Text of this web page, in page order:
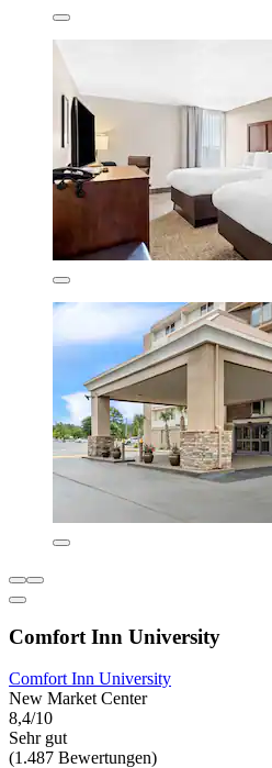
Comfort Inn University
Comfort Inn University
New Market Center
8,4/10
Sehr gut
(1.487 Bewertungen)